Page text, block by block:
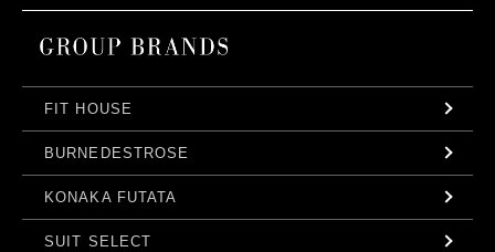
FIT HOUSE
BURNEDESTROSE
KONAKA FUTATA
SUIT SELECT